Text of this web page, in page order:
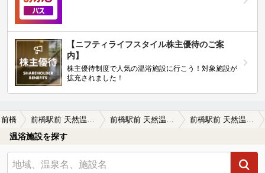
【ニフティライフスタイル株主優待のご案
内】
株主優待制度で人気の温浴施設に行こう！対象施設が
拡充されました！
前橋
温浴施設を探す